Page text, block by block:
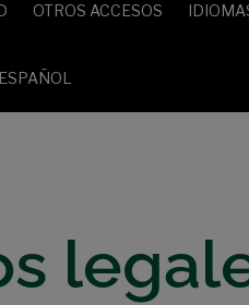
OTROS ACCESOS
ESPAÑOL